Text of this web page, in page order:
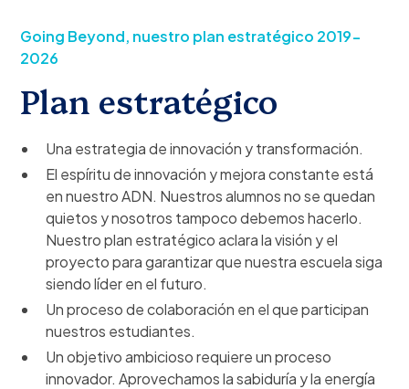
Going Beyond, nuestro plan estratégico 2019-
2026
Plan estratégico
Una estrategia de innovación y transformación.
El espíritu de innovación y mejora constante está
en nuestro ADN. Nuestros alumnos no se quedan
quietos y nosotros tampoco debemos hacerlo.
Nuestro plan estratégico aclara la visión y el
proyecto para garantizar que nuestra escuela siga
siendo líder en el futuro.
Un proceso de colaboración en el que participan
nuestros estudiantes.
Un objetivo ambicioso requiere un proceso
innovador. Aprovechamos la sabiduría y la energía